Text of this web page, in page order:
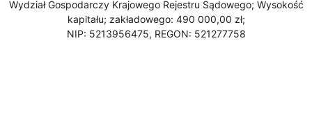
Wydział Gospodarczy Krajowego Rejestru Sądowego; Wysokość
kapitału; zakładowego: 490 000,00 zł;
NIP: 5213956475, REGON: 521277758